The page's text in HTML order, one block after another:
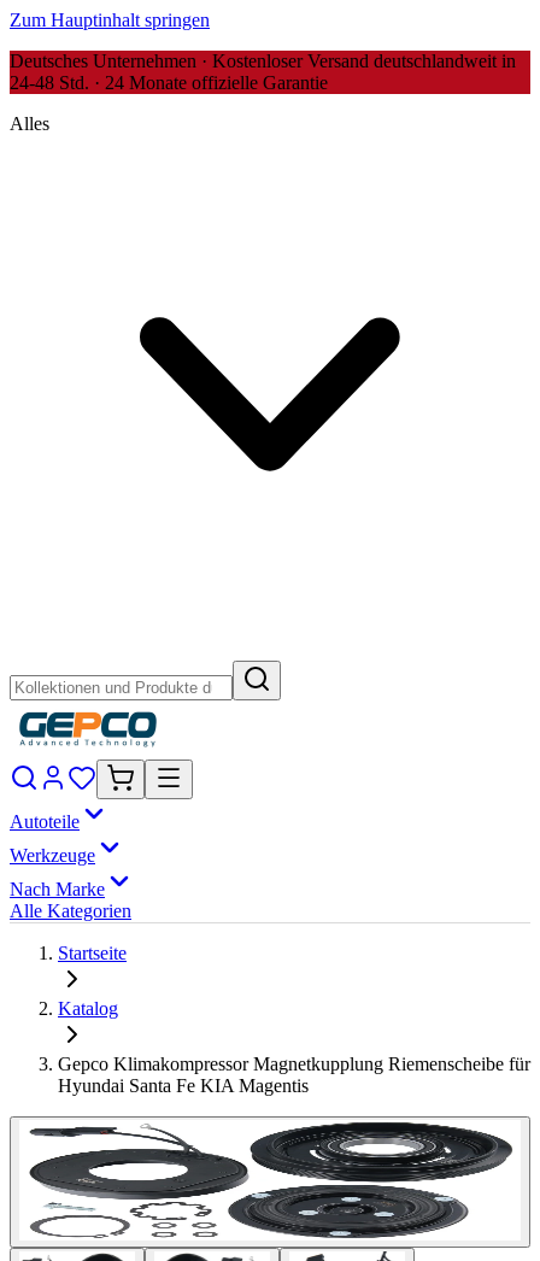
Zum Hauptinhalt springen
Deutsches Unternehmen · Kostenloser Versand deutschlandweit in
24-48 Std. · 24 Monate offizielle Garantie
Alles
Autoteile
Werkzeuge
Nach Marke
Alle Kategorien
Startseite
Katalog
Gepco Klimakompressor Magnetkupplung Riemenscheibe für
Hyundai Santa Fe KIA Magentis